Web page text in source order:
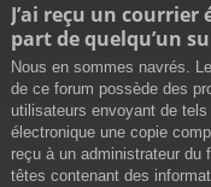
J’ai reçu un
part de quelqu’un
Nous en sommes navrés.
de ce forum possède des
utilisateurs envoyant de
électronique une copie
reçu à un administrateur du
têtes contenant des